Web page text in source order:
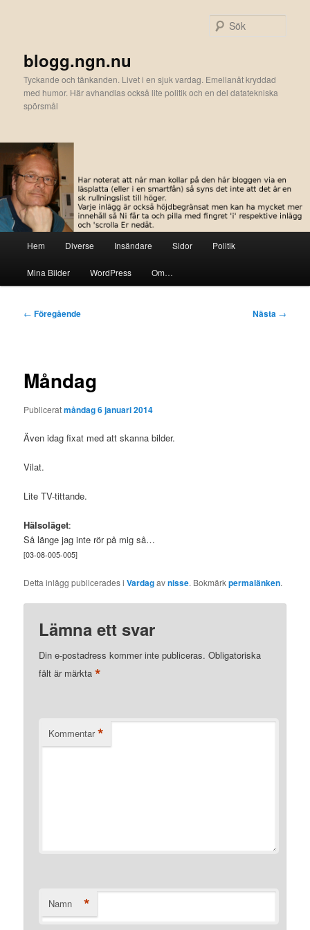
blogg.ngn.nu
Tyckande och tänkanden. Livet i en sjuk vardag. Emellanåt kryddad
med humor. Här avhandlas också lite politik och en del datatekniska
spörsmål
Hem Diverse Insändare Sidor Politik
Mina Bilder WordPress Om…
Inläggsnavigering
← Föregående Nästa →
Måndag
Publiceratmåndag 6 januari 2014
Även idag fixat med att skanna bilder.
Vilat.
Lite TV-tittande.
Hälsoläget:
Så länge jag inte rör på mig så…
[03-08-005-005]
Detta inlägg publicerades iVardagavnisse. Bokmärkpermalänken.
Lämna ett svar
Din e-postadress kommer inte publiceras. Obligatoriska
fält är märkta*
Kommentar *
Namn *